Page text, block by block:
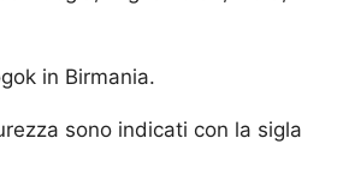
in Birmania.
sono indicati con la sigla